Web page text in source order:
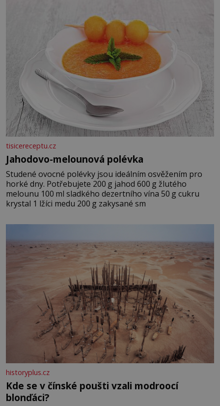
tisicereceptu.cz
Jahodovo-melounová polévka
Studené ovocné polévky jsou ideálním osvěžením pro
horké dny. Potřebujete 200 g jahod 600 g žlutého
melounu 100 ml sladkého dezertního vína 50 g cukru
krystal 1 lžíci medu 200 g zakysané sm
historyplus.cz
Kde se v čínské poušti vzali modroocí
blonďáci?